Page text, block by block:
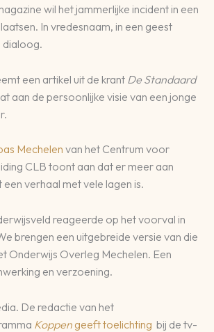
wil het jammerlijke incident in een
In vredesnaam, in een geest
dialoog.
een artikel uit de krant De Standaard
aan de persoonlijke visie van een jonge
Mechelen van het Centrum voor
CLB toont aan dat er meer aan
een verhaal met vele lagen is.
reageerde op het voorval in
brengen een uitgebreide versie van die
Onderwijs Overleg Mechelen. Een
en verzoening.
De redactie van het
Koppen geeft toelichting bij de tv-